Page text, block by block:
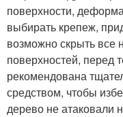
поверхности,
выбирать крепеж,
возможно скрыть все
поверхностей, перед
рекомендована
средством, чтобы
дерево не атаковали